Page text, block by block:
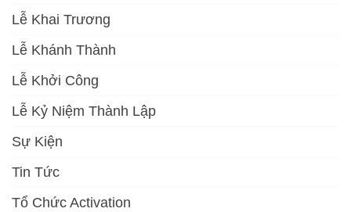
Lễ Khai Trương
Lễ Khánh Thành
Lễ Khởi Công
Lễ Kỷ Niệm Thành Lập
Sự Kiện
Tin Tức
Tổ Chức Activation